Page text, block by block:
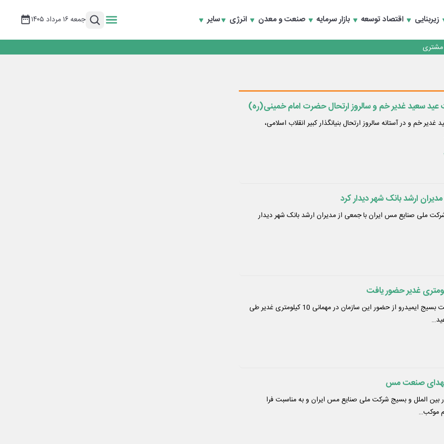
زیربنایی اقتصاد توسعه بازار سرمایه صنعت و معدن انرژی سایر جمعه ۱۶ مرداد ۱۴۰۵
و بازسازی اعتماد مشتریان
مشتری
و بازسازی اعتماد مشتریان
عید سعید غدیر خم و سالروز ارتحال حضرت امام خمینی(ره)
خم و در آستانه سالروز ارتحال بنیانگذار کبیر انقلاب اسلامی،
ارشد بانک شهر دیدار کرد
ملی صنایع مس ایران با جمعی از مدیران ارشد بانک شهر دیدار
مشاور و فرمانده حوزه مقاومت بسیج ایمیدرو از حضور این سازمان در مهمانی 10 کیلومتری غدیر طی
شهدای صنعت مس
الملل و بسیج شرکت ملی صنایع مس ایران و به مناسبت فرا
موکب…